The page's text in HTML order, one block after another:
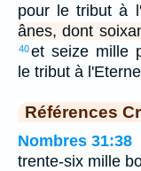
pour le tribut à
ânes, dont
40et seize mille
le tribut à
Références
Nombres 31:38
trente-six mille